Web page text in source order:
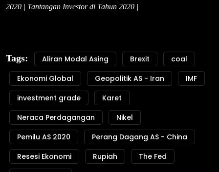
2020 | Tantangan Investor di Tahun 2020 |
Tags: Aliran Modal Asing Brexit
coal
Ekonomi Global
Geopolitik AS - Iran
IMF
investment grade
Karet
Neraca Perdagangan
Nikel
Pemilu AS 2020
Perang Dagang AS - China
Resesi Ekonomi
Rupiah
The Fed